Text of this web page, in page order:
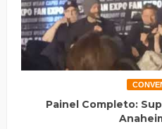
Painel Completo: